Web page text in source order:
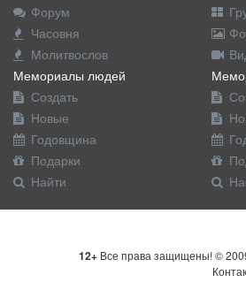
Форум
Часовня
Молитвослов
Мемориалы людей
Создать
Новые
Годовщина
Подарки
Найти
12+ Все права защищены! ©